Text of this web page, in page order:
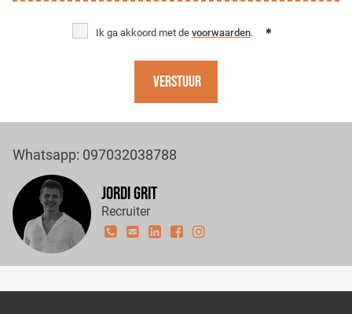
Whatsapp: 097032038788
Jordi Grit
Recruiter
Ik ga akkoord met de voorwaarden.
Verstuur